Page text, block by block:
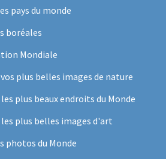
pays du monde
boréales
Mondiale
plus belles images de nature
plus beaux endroits du Monde
plus belles images d'art
photos du Monde